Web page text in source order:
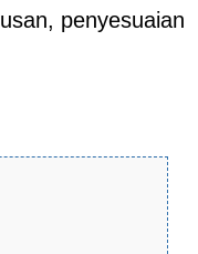
penyesuaian